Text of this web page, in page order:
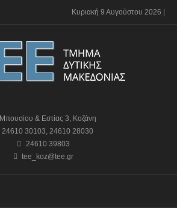
Κυριακή 9 Αυγούστου 2026 |
Μπουσίου & Εστίας 3, Κοζάνη
24610 30103,24610 28030
24610 39803
tee_koz@tee.gr